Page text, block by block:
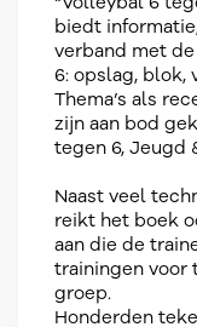
biedt
verband met
6: opslag, blok,
Thema’s als
zijn aan bod
tegen 6, Jeugd
Naast veel
reikt het boek
aan die de
trainingen voor
groep.
Honderden